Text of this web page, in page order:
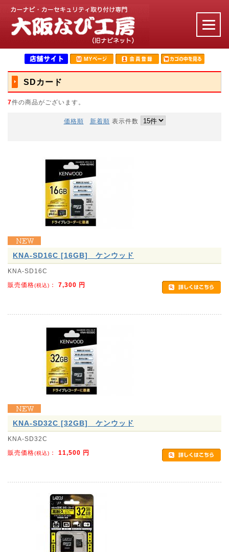
SDカード
7件の商品がございます。
価格順 新着順 表示件数
KNA-SD16C [16GB] ケンウッド
KNA-SD16C
販売価格(税込) ： 7,300 円
KNA-SD32C [32GB] ケンウッド
KNA-SD32C
販売価格(税込) ： 11,500 円